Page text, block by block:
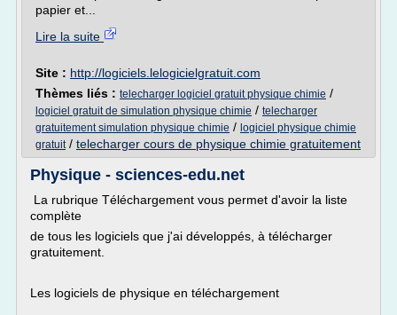
papier et...
Lire la suite
Site : http://logiciels.lelogicielgratuit.com
Thèmes liés : telecharger logiciel gratuit physique chimie /
logiciel gratuit de simulation physique chimie / telecharger
gratuitement simulation physique chimie / logiciel physique chimie
gratuit/ telecharger cours de physique chimie gratuitement
Physique - sciences-edu.net
La rubrique Téléchargement vous permet d'avoir la liste
complète
de tous les logiciels que j'ai développés, à télécharger
gratuitement.
Les logiciels de physique en téléchargement